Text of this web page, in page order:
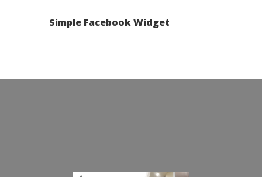
Simple Facebook Widget